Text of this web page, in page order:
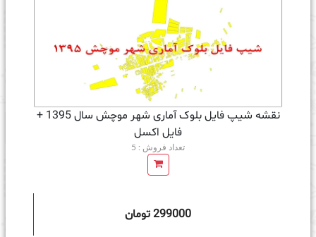
نقشه شیپ فایل بلوک آماری شهر موچش سال 1395 +
فايل اكسل
تعداد فروش : 5
299000 تومان